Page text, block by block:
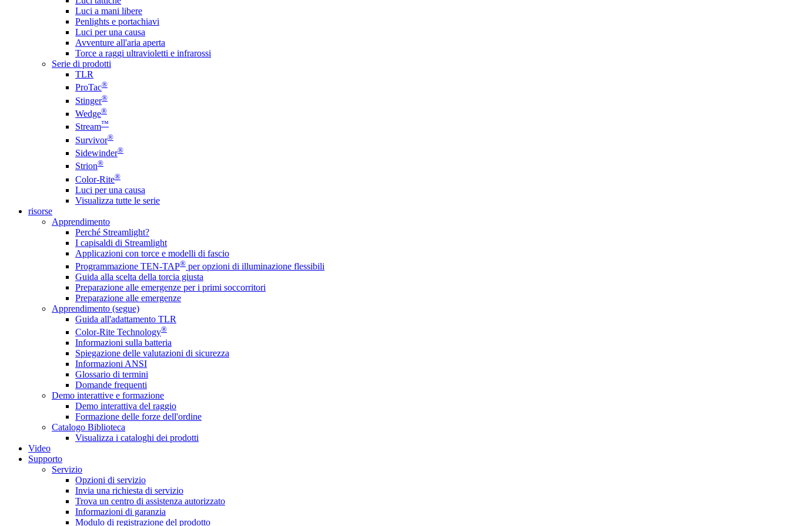
Luci a mani libere
Penlights e portachiavi
Luci per una causa
Avventure all'aria aperta
Torce a raggi ultravioletti e infrarossi
Serie di prodotti
TLR
ProTac®
Stinger®
Wedge®
Stream™
Survivor®
Sidewinder®
Strion®
Color-Rite®
Luci per una causa
Visualizza tutte le serie
risorse
Apprendimento
Perché Streamlight?
I capisaldi di Streamlight
Applicazioni con torce e modelli di fascio
Programmazione TEN-TAP® per opzioni di illuminazione flessibili
Guida alla scelta della torcia giusta
Preparazione alle emergenze per i primi soccorritori
Preparazione alle emergenze
Apprendimento (segue)
Guida all'adattamento TLR
Color-Rite Technology®
Informazioni sulla batteria
Spiegazione delle valutazioni di sicurezza
Informazioni ANSI
Glossario di termini
Domande frequenti
Demo interattive e formazione
Demo interattiva del raggio
Formazione delle forze dell'ordine
Catalogo Biblioteca
Visualizza i cataloghi dei prodotti
Video
Supporto
Servizio
Opzioni di servizio
Invia una richiesta di servizio
Trova un centro di assistenza autorizzato
Informazioni di garanzia
Modulo di registrazione del prodotto